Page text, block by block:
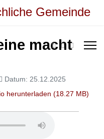
macht
Datum: 25.12.2025
herunterladen (18.27 MB)